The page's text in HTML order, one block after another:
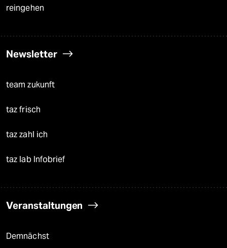
reingehen
Newsletter
team zukunft
taz frisch
taz zahl ich
taz lab Infobrief
Veranstaltungen
Demnächst